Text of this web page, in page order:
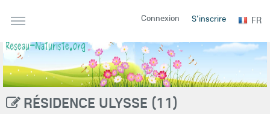
Connexion S'inscrire FR
RÉSIDENCE ULYSSE (11)